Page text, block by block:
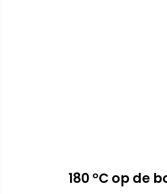
180 °C op de